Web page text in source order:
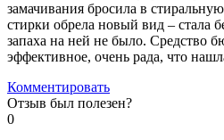
замачивания бросила в
стирки обрела новый вид – стала
запаха на ней не было. Средство
эффективное, очень рада, что
Комментировать
Отзыв был полезен?
0